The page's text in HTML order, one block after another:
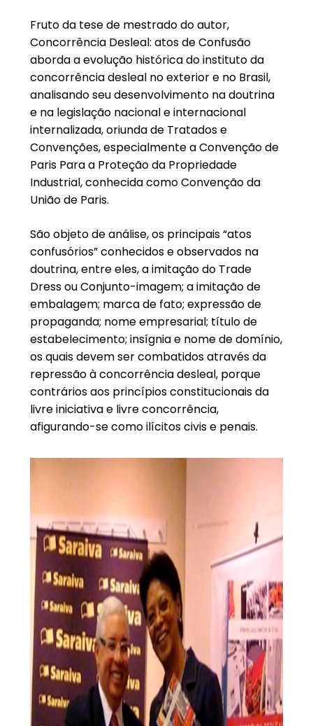
Fruto da tese de mestrado do autor,
Concorrência Desleal: atos de Confusão
aborda a evolução histórica do instituto da
concorrência desleal no exterior e no Brasil,
analisando seu desenvolvimento na doutrina
e na legislação nacional e internacional
internalizada, oriunda de Tratados e
Convenções, especialmente a Convenção de
Paris Para a Proteção da Propriedade
Industrial, conhecida como Convenção da
União de Paris.
São objeto de análise, os principais “atos
confusórios” conhecidos e observados na
doutrina, entre eles, a imitação do Trade
Dress ou Conjunto-imagem; a imitação de
embalagem; marca de fato; expressão de
propaganda; nome empresarial; título de
estabelecimento; insígnia e nome de domínio,
os quais devem ser combatidos através da
repressão à concorrência desleal, porque
contrários aos princípios constitucionais da
livre iniciativa e livre concorrência,
afigurando-se como ilícitos civis e penais.